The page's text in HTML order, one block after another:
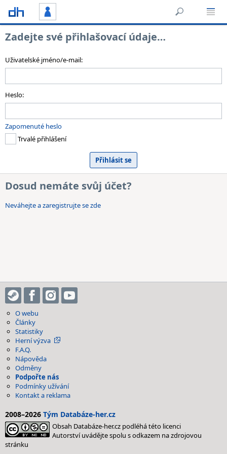
Zadejte své přihlašovací údaje…
Uživatelské jméno/e-mail:
Heslo:
Zapomenuté heslo
Trvalé přihlášení
Dosud nemáte svůj účet?
Neváhejte a zaregistrujte se zde
O webu
Články
Statistiky
Herní výzva
F.A.Q.
Nápověda
Odměny
Podpořte nás
Podmínky užívání
Kontakt a reklama
2008–2026 Tým Databáze-her.cz
Obsah Databáze-her.cz podléhá této licenci
Autorství uvádějte spolu s odkazem na zdrojovou
stránku